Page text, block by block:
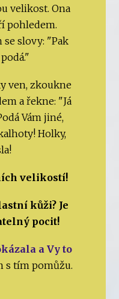
velikost. Ona
pohledem.
se slovy: "Pak
ven, zkoukne
a řekne: "Já
Vám jiné,
Holky,
velikostí!
kůži? Je
pocit!
a Vy to
s tím pomůžu.